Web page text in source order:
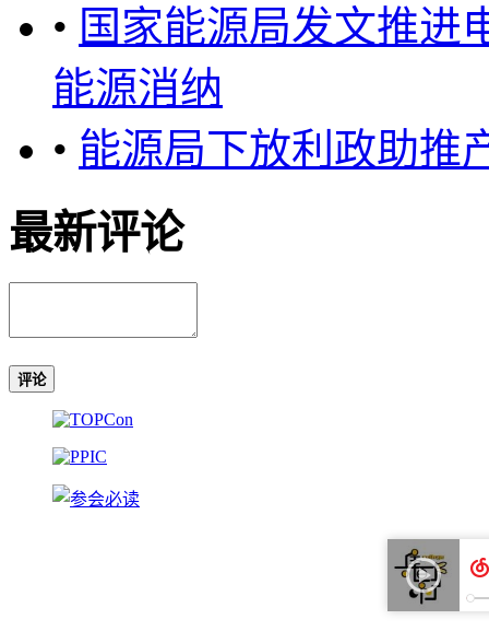
• 国家能源局发文推进
能源消纳
• 能源局下放利政助推
最新评论
评论